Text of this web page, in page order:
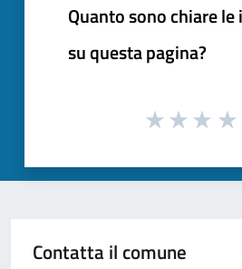
Quanto sono chiare
su questa pagina?
Contatta il comune